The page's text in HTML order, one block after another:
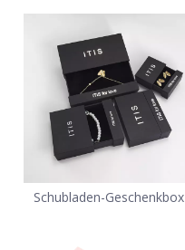
Schubladen-Geschenkbox